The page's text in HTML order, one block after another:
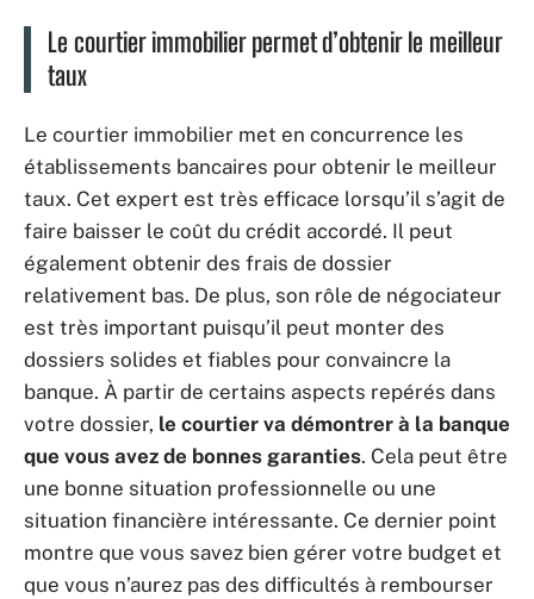
Le courtier immobilier permet d’obtenir le meilleur
taux
Le courtier immobilier met en concurrence les
établissements bancaires pour obtenir le meilleur
taux. Cet expert est très efficace lorsqu’il s’agit de
faire baisser le coût du crédit accordé. Il peut
également obtenir des frais de dossier
relativement bas. De plus, son rôle de négociateur
est très important puisqu’il peut monter des
dossiers solides et fiables pour convaincre la
banque. À partir de certains aspects repérés dans
votre dossier, le courtier va démontrer à la banque
que vous avez de bonnes garanties. Cela peut être
une bonne situation professionnelle ou une
situation financière intéressante. Ce dernier point
montre que vous savez bien gérer votre budget et
que vous n’aurez pas des difficultés à rembourser